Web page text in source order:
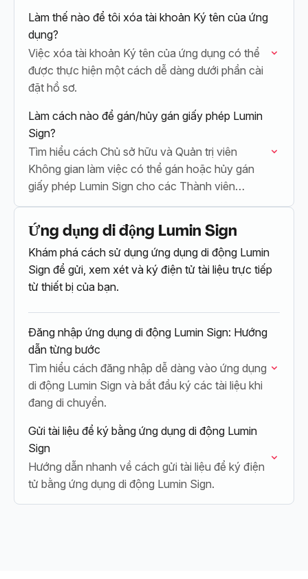
Làm thế nào để tôi xóa tài khoản Ký tên của ứng
dụng?
Việc xóa tài khoản Ký tên của ứng dụng có thể
được thực hiện một cách dễ dàng dưới phần cài
đặt hồ sơ.
Làm cách nào để gán/hủy gán giấy phép Lumin
Sign?
Tìm hiểu cách Chủ sở hữu và Quản trị viên
Không gian làm việc có thể gán hoặc hủy gán
giấy phép Lumin Sign cho các Thành viên
Không gian…
Ứng dụng di động Lumin Sign
Khám phá cách sử dụng ứng dụng di động Lumin
Sign để gửi, xem xét và ký điện tử tài liệu trực tiếp
từ thiết bị của bạn.
Đăng nhập ứng dụng di động Lumin Sign: Hướng
dẫn từng bước
Tìm hiểu cách đăng nhập dễ dàng vào ứng dụng
di động Lumin Sign và bắt đầu ký các tài liệu khi
đang di chuyển.
Gửi tài liệu để ký bằng ứng dụng di động Lumin
Sign
Hướng dẫn nhanh về cách gửi tài liệu để ký điện
tử bằng ứng dụng di động Lumin Sign.